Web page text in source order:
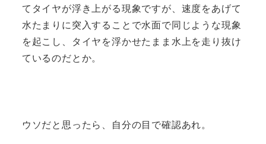
てタイヤが浮き上がる現象ですが、速度をあげて
水たまりに突入することで水面で同じような現象
を起こし、タイヤを浮かせたまま水上を走り抜け
ているのだとか。
ウソだと思ったら、自分の目で確認あれ。